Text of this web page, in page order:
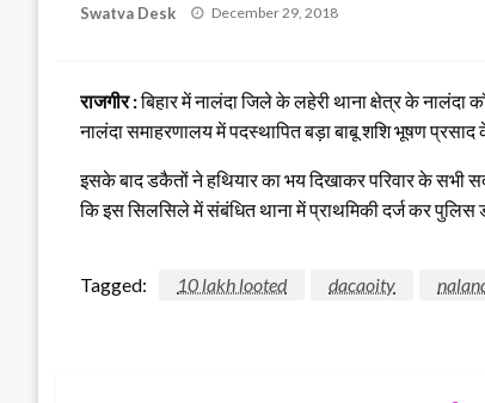
Swatva Desk
Posted
December 29, 2018
राजगीर :बिहार में नालंदा जिले के लहेरी थाना क्षेत्र के
नालंदा समाहरणालय में पदस्थापित बड़ा बाबू शशि भूषण
इसके बाद डकैतों ने हथियार का भय दिखाकर परिवार के
कि इस सिलसिले में संबंधित थाना में प्राथमिकी दर्ज कर पुलिस
Tagged: 10 lakh looted dacaoity